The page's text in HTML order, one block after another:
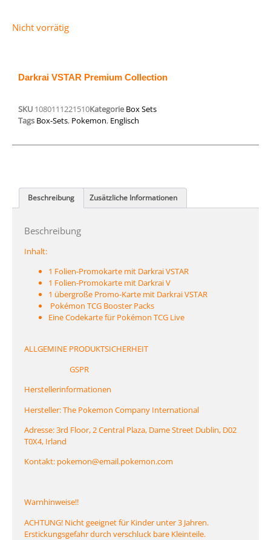
Nicht vorrätig
Darkrai VSTAR Premium Collection
SKU 1080111221510Kategorie Box Sets
Tags Box-Sets, Pokemon, Englisch
Beschreibung Zusätzliche Informationen
Beschreibung
Inhalt:
1 Folien-Promokarte mit Darkrai VSTAR
1 Folien-Promokarte mit Darkrai V
1 übergroße Promo-Karte mit Darkrai VSTAR
Pokémon TCG Booster Packs
Eine Codekarte für Pokémon TCG Live
ALLGEMINE PRODUKTSICHERHEIT
GSPR
Herstellerinformationen
Hersteller: The Pokemon Company International
Adresse: 3rd Floor, 2 Central Plaza, Dame Street Dublin, D02
T0X4, Irland
Kontakt: pokemon@email.pokemon.com
Warnhinweise!!
ACHTUNG! Nicht geeignet für Kinder unter 3 Jahren.
Erstickungsgefahr durch verschluck bare Kleinteile.